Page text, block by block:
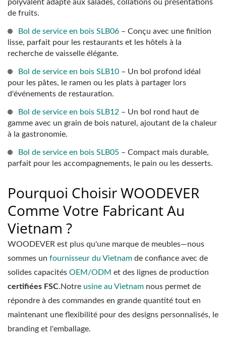
polyvalent adapté aux salades, collations ou présentations
de fruits.
Bol de service en bois SLB06 – Conçu avec une finition
lisse, parfait pour les restaurants et les hôtels à la
recherche de vaisselle élégante.
Bol de service en bois SLB10 – Un bol profond idéal
pour les pâtes, le ramen ou les plats à partager lors
d'événements de restauration.
Bol de service en bois SLB12 – Un bol rond haut de
gamme avec un grain de bois naturel, ajoutant de la chaleur
à la gastronomie.
Bol de service en bois SLB05 – Compact mais durable,
parfait pour les accompagnements, le pain ou les desserts.
Pourquoi Choisir WOODEVER
Comme Votre Fabricant Au
Vietnam ?
WOODEVER est plus qu'une marque de meubles—nous
sommes un fournisseur du Vietnam de confiance avec de
solides capacités OEM/ODM et des lignes de production
certifiées FSC.Notre usine au Vietnam nous permet de
répondre à des commandes en grande quantité tout en
maintenant une flexibilité pour des designs personnalisés, le
branding et l'emballage.